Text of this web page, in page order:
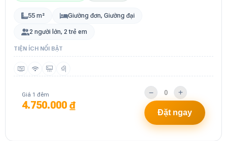
55 m² Giường đơn, Giường đại
2 người lớn, 2 trẻ em
TIỆN ÍCH NỔI BẬT
Giá 1 đêm
4.750.000 ₫
Đặt ngay